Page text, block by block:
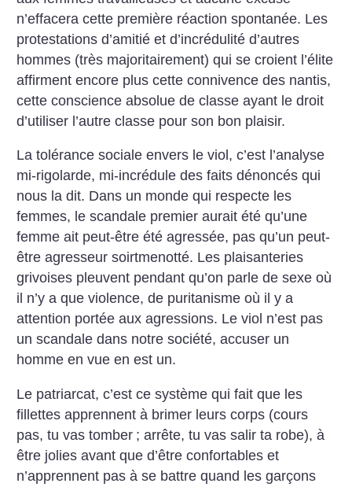
n’effacera cette première réaction spontanée. Les
protestations d’amitié et d’incrédulité d’autres
hommes (très majoritairement) qui se croient l’élite
affirment encore plus cette connivence des nantis,
cette conscience absolue de classe ayant le droit
d’utiliser l’autre classe pour son bon plaisir.
La tolérance sociale envers le viol, c’est l’analyse
mi-rigolarde, mi-incrédule des faits dénoncés qui
nous la dit. Dans un monde qui respecte les
femmes, le scandale premier aurait été qu’une
femme ait peut-être été agressée, pas qu’un peut-
être agresseur soirtmenotté. Les plaisanteries
grivoises pleuvent pendant qu’on parle de sexe où
il n’y a que violence, de puritanisme où il y a
attention portée aux agressions. Le viol n’est pas
un scandale dans notre société, accuser un
homme en vue en est un.
Le patriarcat, c’est ce système qui fait que les
fillettes apprennent à brimer leurs corps (cours
pas, tu vas tomber ; arrête, tu vas salir ta robe), à
être jolies avant que d’être confortables et
n’apprennent pas à se battre quand les garçons